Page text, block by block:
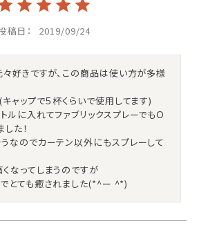
稿日 2019/09/24
好きですが、この商品は使い方が多様
ャップで５杯くらいで使用してます)
ルに入れてファブリックスプレーでもＯ
た！
なのでカーテン以外にもスプレーして
なってしまうのですが
とても癒されました(*^ー ^*)